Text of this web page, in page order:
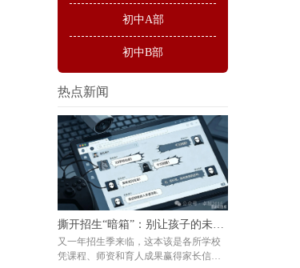
初中A部
初中B部
热点新闻
撕开招生“暗箱”：别让孩子的未来沦为卑劣交易的筹码
又一年招生季来临，这本该是各所学校
凭课程、师资和育人成果赢得家长信赖